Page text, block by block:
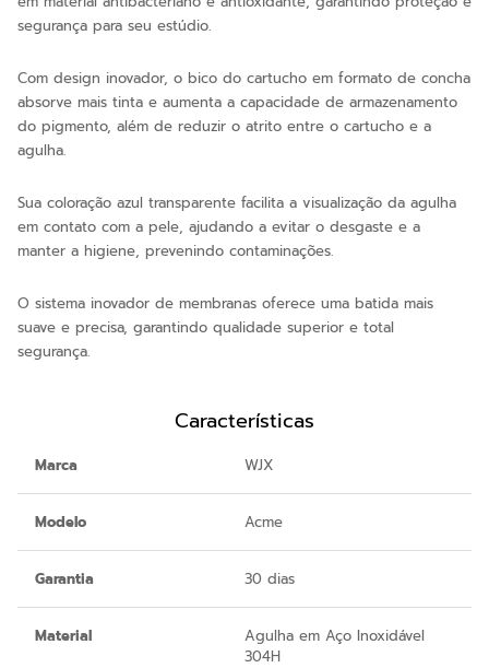
segurança para seu estúdio.
Com design inovador, o bico do cartucho em formato de concha
absorve mais tinta e aumenta a capacidade de armazenamento
do pigmento, além de reduzir o atrito entre o cartucho e a
agulha.
Sua coloração azul transparente facilita a visualização da agulha
em contato com a pele, ajudando a evitar o desgaste e a
manter a higiene, prevenindo contaminações.
O sistema inovador de membranas oferece uma batida mais
suave e precisa, garantindo qualidade superior e total
segurança.
Características
Marca WJX
Modelo Acme
Garantia 30 dias
Material
Agulha em Aço Inoxidável
304H